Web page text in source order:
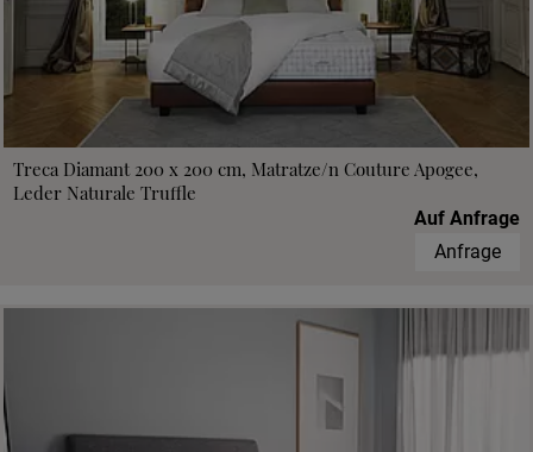
Treca Diamant 200 x 200 cm, Matratze/n Couture Apogee,
Leder Naturale Truffle
Auf Anfrage
Anfrage